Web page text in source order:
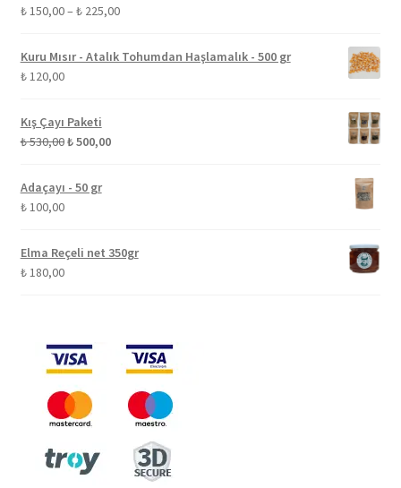
₺150,00– ₺225,00Fiyat
₺ 150,00
Kuru Mısır - Atalık Tohumdan Haşlamalık - 500 gr
₺120,00
Kış Çayı Paketi
₺530,00Orijinal
₺ 530,00.
₺500,00Şu
Adaçayı - 50 gr
₺100,00
Elma Reçeli net 350gr
₺180,00